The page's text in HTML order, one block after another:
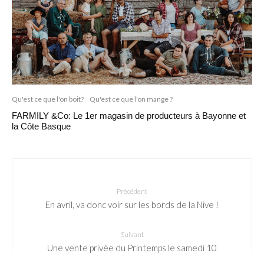
Qu'est ce que l'on boit? Qu'est ce que l'on mange ?
FARMILY &Co: Le 1er magasin de producteurs à Bayonne et
la Côte Basque
Précédent
En avril, va donc voir sur les bords de la Nive !
Suivant
Une vente privée du Printemps le samedi 10